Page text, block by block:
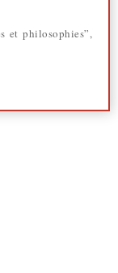
et philosophies”,